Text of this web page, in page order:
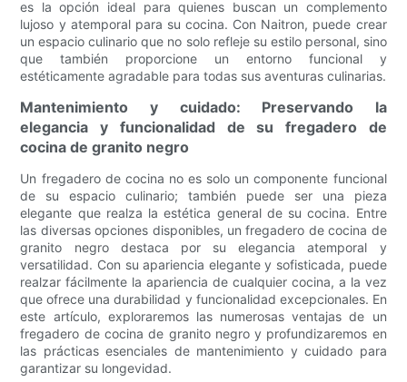
es la opción ideal para quienes buscan un complemento
lujoso y atemporal para su cocina. Con Naitron, puede crear
un espacio culinario que no solo refleje su estilo personal, sino
que también proporcione un entorno funcional y
estéticamente agradable para todas sus aventuras culinarias.
Mantenimiento y cuidado: Preservando la
elegancia y funcionalidad de su fregadero de
cocina de granito negro
Un fregadero de cocina no es solo un componente funcional
de su espacio culinario; también puede ser una pieza
elegante que realza la estética general de su cocina. Entre
las diversas opciones disponibles, un fregadero de cocina de
granito negro destaca por su elegancia atemporal y
versatilidad. Con su apariencia elegante y sofisticada, puede
realzar fácilmente la apariencia de cualquier cocina, a la vez
que ofrece una durabilidad y funcionalidad excepcionales. En
este artículo, exploraremos las numerosas ventajas de un
fregadero de cocina de granito negro y profundizaremos en
las prácticas esenciales de mantenimiento y cuidado para
garantizar su longevidad.